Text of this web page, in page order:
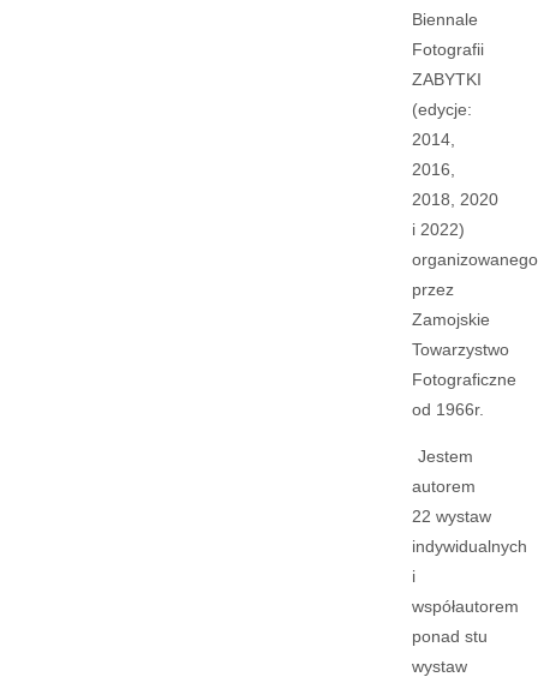
Biennale
Fotografii
ZABYTKI
(edycje:
2014,
2016,
2018, 2020
i 2022)
organizowanego
przez
Zamojskie
Towarzystwo
Fotograficzne
od 1966r.
Jestem
autorem
22 wystaw
indywidualnych
i
współautorem
ponad stu
wystaw